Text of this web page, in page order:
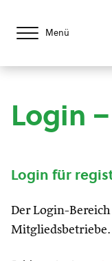
Menü
Login
Login für
Der Login-
Mitgliedsbetriebe.